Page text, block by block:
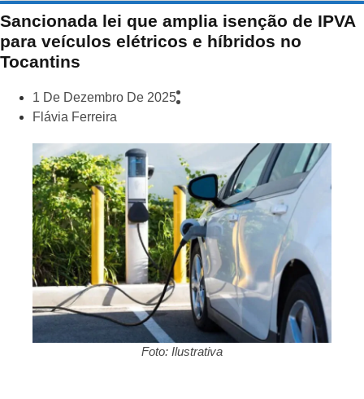
Sancionada lei que amplia isenção de IPVA
para veículos elétricos e híbridos no
Tocantins
1 De Dezembro De 2025
Flávia Ferreira
Foto: Ilustrativa